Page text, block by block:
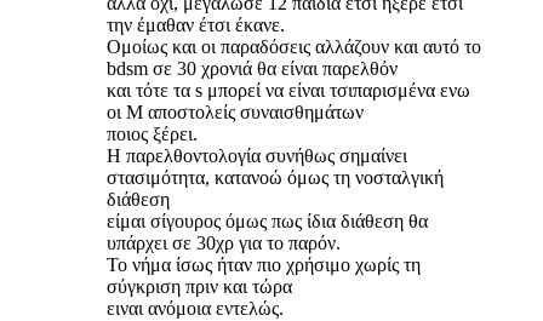
την έμαθαν έτσι έκανε.
Ομοίως και οι παραδόσεις αλλάζουν και αυτό το
bdsm σε 30 χρονιά θα είναι παρελθόν
και τότε τα s μπορεί να είναι τσιπαρισμένα ενω
οι Μ αποστολείς συναισθημάτων
ποιος ξέρει.
Η παρελθοντολογία συνήθως σημαίνει
στασιμότητα, κατανοώ όμως τη νοσταλγική
διάθεση
είμαι σίγουρος όμως πως ίδια διάθεση θα
υπάρχει σε 30χρ για το παρόν.
Το νήμα ίσως ήταν πιο χρήσιμο χωρίς τη
σύγκριση πριν και τώρα
ειναι ανόμοια εντελώς.